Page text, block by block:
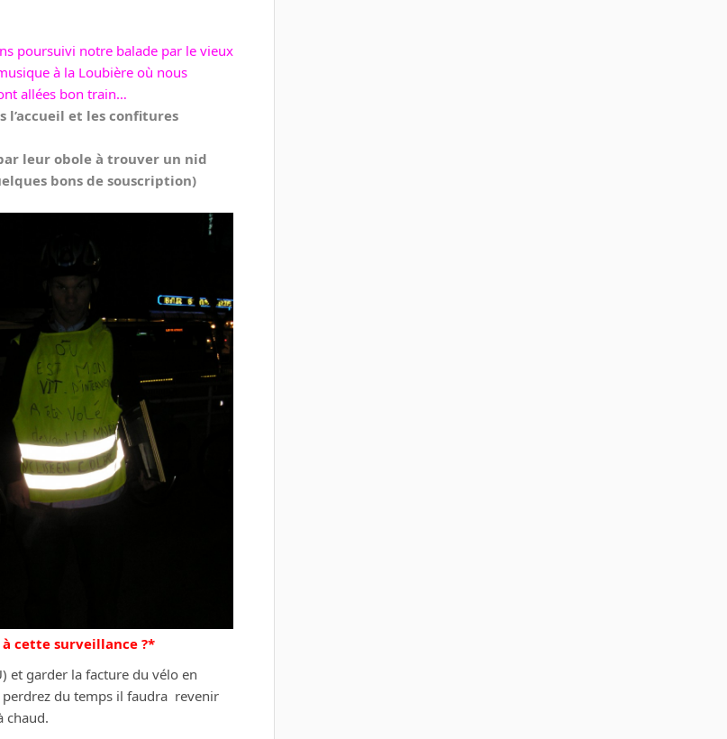
poursuivi notre balade par le vieux
à la Loubière où nous
allées bon train…
l’accueil et les confitures
leur obole à trouver un nid
bons de souscription)
cette surveillance ?*
et garder la facture du vélo en
perdrez du temps il faudra revenir
chaud.